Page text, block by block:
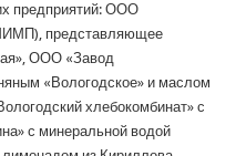
предприятий: ООО
представляющее
ООО «Завод
«Вологодское» и маслом
хлебокомбинат» с
с минеральной водой